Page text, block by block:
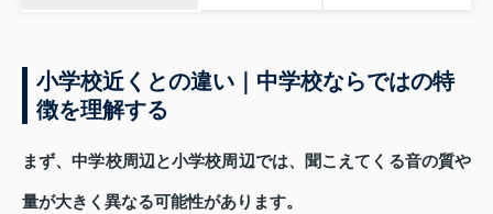
小学校近くとの違い｜中学校ならではの特
徴を理解する
まず、中学校周辺と小学校周辺では、聞こえてくる音の質や
量が大きく異なる可能性があります。